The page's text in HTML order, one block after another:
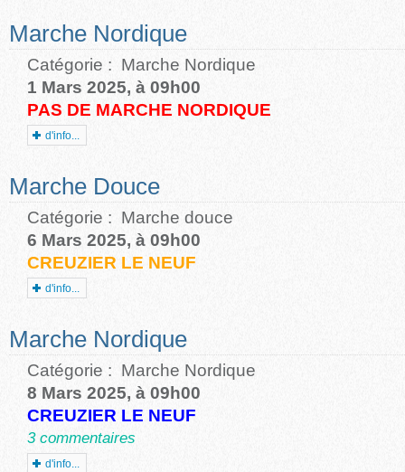
Marche Nordique
Catégorie : Marche Nordique
1 Mars 2025, à 09h00
PAS DE MARCHE NORDIQUE
d'info...
Marche Douce
Catégorie : Marche douce
6 Mars 2025, à 09h00
CREUZIER LE NEUF
d'info...
Marche Nordique
Catégorie : Marche Nordique
8 Mars 2025, à 09h00
CREUZIER LE NEUF
3 commentaires
d'info...